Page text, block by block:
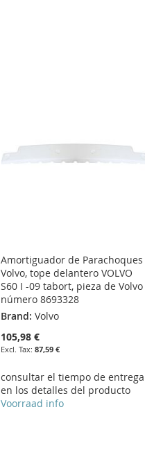
Amortiguador de Parachoques
Volvo, tope delantero VOLVO
S60 I -09 tabort, pieza de Volvo
número 8693328
Brand: Volvo
105,98 €
87,59 €
consultar el tiempo de entrega
en los detalles del producto
Voorraad info